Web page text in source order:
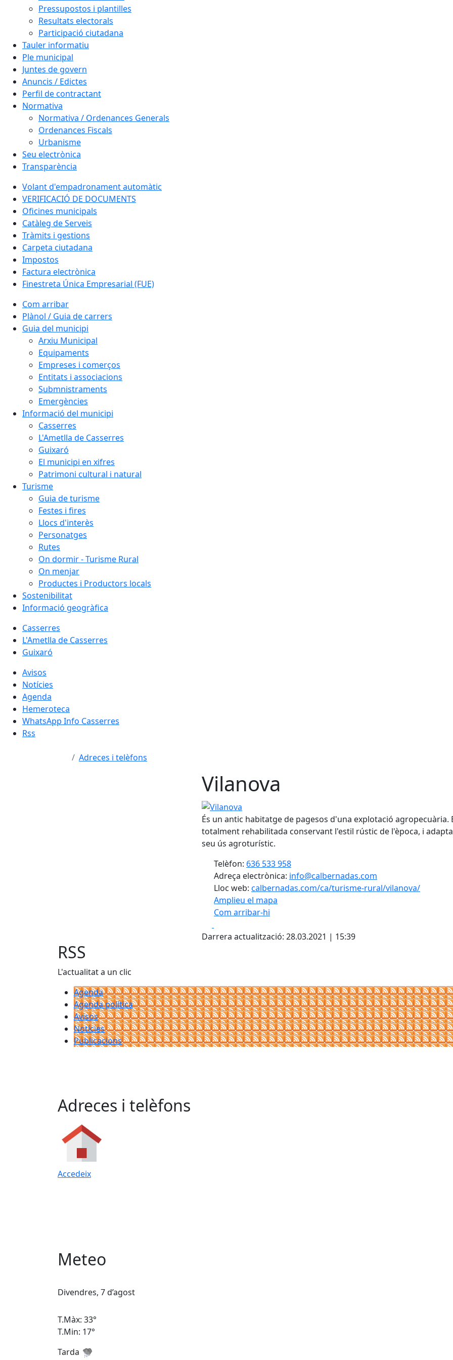
Pressupostos i plantilles
Resultats electorals
Participació ciutadana
Tauler informatiu
Ple municipal
Juntes de govern
Anuncis / Edictes
Perfil de contractant
Normativa
Normativa / Ordenances Generals
Ordenances Fiscals
Urbanisme
Seu electrònica
Transparència
Volant d'empadronament automàtic
VERIFICACIÓ DE DOCUMENTS
Oficines municipals
Catàleg de Serveis
Tràmits i gestions
Carpeta ciutadana
Impostos
Factura electrònica
Finestreta Única Empresarial (FUE)
Com arribar
Plànol / Guia de carrers
Guia del municipi
Arxiu Municipal
Equipaments
Empreses i comerços
Entitats i associacions
Submnistraments
Emergències
Informació del municipi
Casserres
L'Ametlla de Casserres
Guixaró
El municipi en xifres
Patrimoni cultural i natural
Turisme
Guia de turisme
Festes i fires
Llocs d'interès
Personatges
Rutes
On dormir - Turisme Rural
On menjar
Productes i Productors locals
Sostenibilitat
Informació geogràfica
Casserres
L'Ametlla de Casserres
Guixaró
Avisos
Notícies
Agenda
Hemeroteca
WhatsApp Info Casserres
Rss
Adreces i telèfons
Vilanova
Vilanova
És un antic habitatge de pagesos d'una explotació agropecuària.
totalment rehabilitada conservant l'estil rústic de l'època, i
seu ús agroturístic.
Telèfon: 636 533 958
Adreça electrònica: info@calbernadas.com
Lloc web: calbernadas.com/ca/turisme-rural/vilanova/
Amplieu el mapa
Com arribar-hi
+
Darrera actualització: 28.03.2021 | 15:39
RSS
L'actualitat a un clic
Agenda
Agenda política
Avisos
Notícies
Publicacions
Adreces i telèfons
Accedeix
Meteo
Divendres, 7 d’agost
T.Màx: 33°
T.Min: 17°
Tarda